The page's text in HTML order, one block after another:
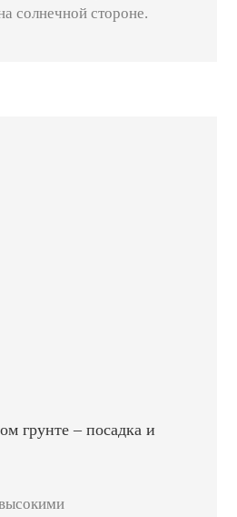
солнечной стороне.
грунте – посадка и